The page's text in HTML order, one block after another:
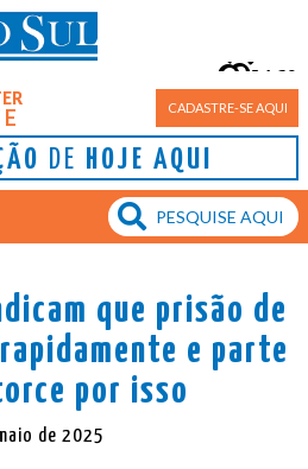
CADASTRE-SE AQUI
DE HOJE AQUI
Porto Alegre
16°
que prisão de
e parte
por isso
de 2025